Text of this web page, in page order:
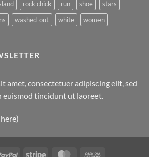
rock chick run shoe
stars
washed-out white women
amet, consectetuer adipiscing elit, sed
tincidunt ut laoreet.
PayPal Stripe MasterCard